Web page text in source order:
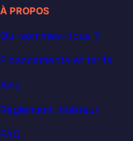
À PROPOS
Qui sommes-nous ?
Financements et tarifs
Avis
Règlement intérieur
FAQ